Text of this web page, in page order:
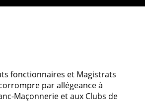
fonctionnaires et Magistrats
par allégeance à
Maçonnerie et aux Clubs de